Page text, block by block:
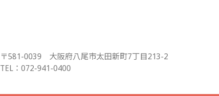
〒581-0039 大阪府八尾市太田新町7丁目213-2
TEL：072-941-0400